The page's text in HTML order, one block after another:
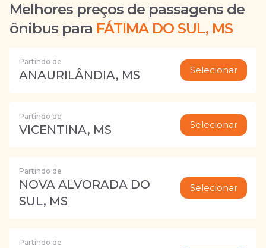
Melhores preços de passagens de
ônibus para FÁTIMA DO SUL, MS
Partindo de
ANAURILÂNDIA, MS Selecionar
Partindo de
VICENTINA, MS Selecionar
Partindo de
NOVA ALVORADA DO
SUL, MS
Selecionar
Partindo de